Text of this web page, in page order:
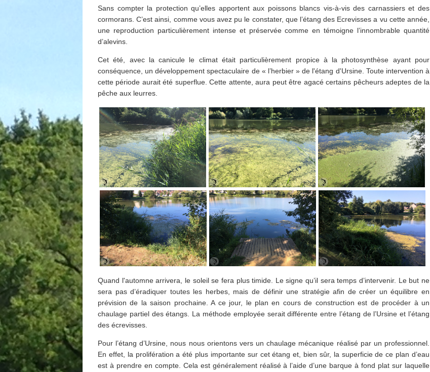
Sans compter la protection qu’elles apportent aux poissons blancs vis-à-vis des carnassiers et des
cormorans. C’est ainsi, comme vous avez pu le constater, que l’étang des Ecrevisses a vu cette année,
une reproduction particulièrement intense et préservée comme en témoigne l’innombrable quantité
d’alevins.
Cet été, avec la canicule le climat était particulièrement propice à la photosynthèse ayant pour
conséquence, un développement spectaculaire de « l’herbier » de l'étang d'Ursine. Toute intervention à
cette période aurait été superflue. Cette attente, aura peut être agacé certains pêcheurs adeptes de la
pêche aux leurres.
Quand l'automne arrivera, le soleil se fera plus timide. Le signe qu’il sera temps d’intervenir. Le but ne
sera pas d’éradiquer toutes les herbes, mais de définir une stratégie afin de créer un équilibre en
prévision de la saison prochaine. A ce jour, le plan en cours de construction est de procéder à un
chaulage partiel des étangs. La méthode employée serait différente entre l’étang de l’Ursine et l’étang
des écrevisses.
Pour l’étang d’Ursine, nous nous orientons vers un chaulage mécanique réalisé par un professionnel.
En effet, la prolifération a été plus importante sur cet étang et, bien sûr, la superficie de ce plan d’eau
est à prendre en compte. Cela est généralement réalisé à l’aide d’une barque à fond plat sur laquelle